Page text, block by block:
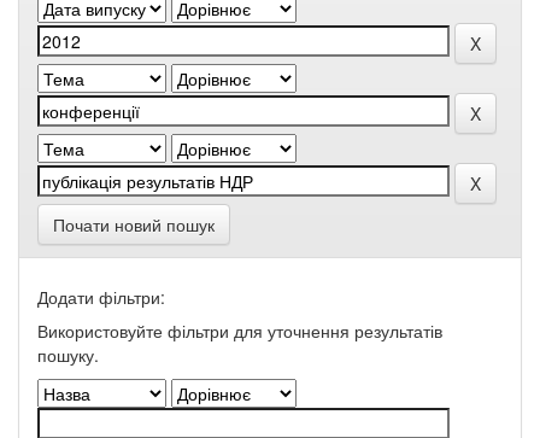
Почати новий пошук
Додати фільтри:
Використовуйте фільтри для уточнення результатів
пошуку.